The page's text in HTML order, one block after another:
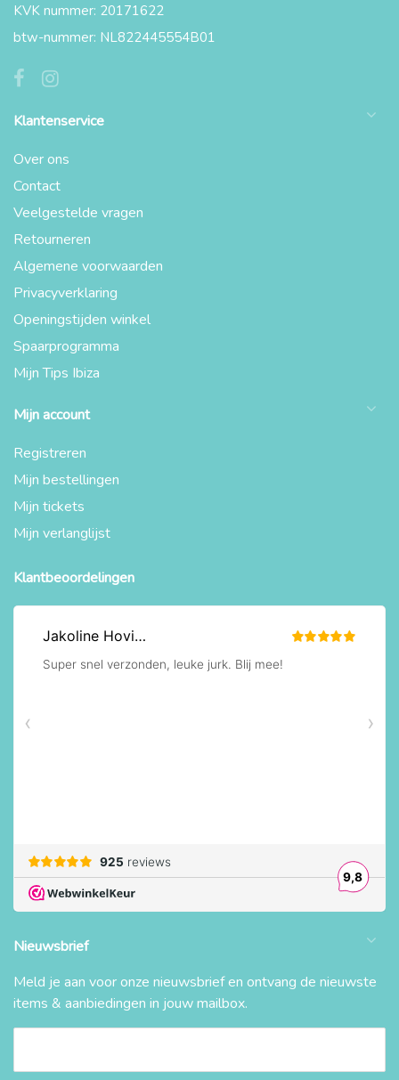
KVK nummer: 20171622
btw-nummer: NL822445554B01
Klantenservice
Over ons
Contact
Veelgestelde vragen
Retourneren
Algemene voorwaarden
Privacyverklaring
Openingstijden winkel
Spaarprogramma
Mijn Tips Ibiza
Mijn account
Registreren
Mijn bestellingen
Mijn tickets
Mijn verlanglijst
Klantbeoordelingen
Nieuwsbrief
Meld je aan voor onze nieuwsbrief en ontvang de nieuwste
items & aanbiedingen in jouw mailbox.